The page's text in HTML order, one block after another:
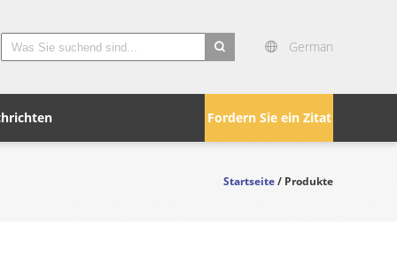
German
Fordern Sie ein Zitat
Startseite/ Produkte